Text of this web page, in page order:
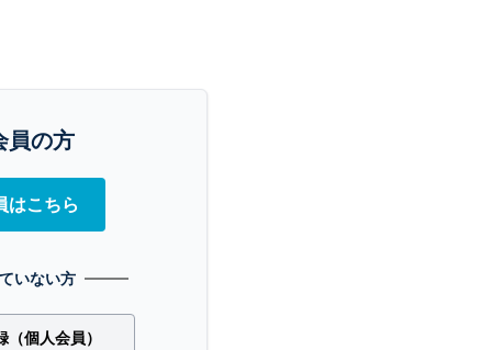
員の方
はこちら
いない方
個人会員）